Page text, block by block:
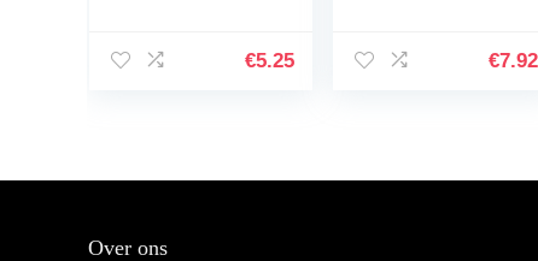
€5.25 €7.92
Over ons